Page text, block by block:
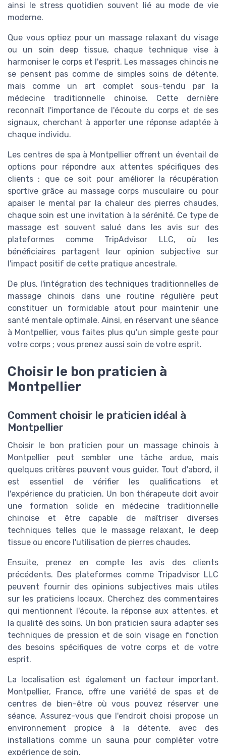
ainsi le stress quotidien souvent lié au mode de vie
moderne.
Que vous optiez pour un massage relaxant du visage
ou un soin deep tissue, chaque technique vise à
harmoniser le corps et l'esprit. Les massages chinois ne
se pensent pas comme de simples soins de détente,
mais comme un art complet sous-tendu par la
médecine traditionnelle chinoise. Cette dernière
reconnaît l'importance de l'écoute du corps et de ses
signaux, cherchant à apporter une réponse adaptée à
chaque individu.
Les centres de spa à Montpellier offrent un éventail de
options pour répondre aux attentes spécifiques des
clients : que ce soit pour améliorer la récupération
sportive grâce au massage corps musculaire ou pour
apaiser le mental par la chaleur des pierres chaudes,
chaque soin est une invitation à la sérénité. Ce type de
massage est souvent salué dans les avis sur des
plateformes comme TripAdvisor LLC, où les
bénéficiaires partagent leur opinion subjective sur
l'impact positif de cette pratique ancestrale.
De plus, l'intégration des techniques traditionnelles de
massage chinois dans une routine régulière peut
constituer un formidable atout pour maintenir une
santé mentale optimale. Ainsi, en réservant une séance
à Montpellier, vous faites plus qu'un simple geste pour
votre corps ; vous prenez aussi soin de votre esprit.
Choisir le bon praticien à
Montpellier
Comment choisir le praticien idéal à
Montpellier
Choisir le bon praticien pour un massage chinois à
Montpellier peut sembler une tâche ardue, mais
quelques critères peuvent vous guider. Tout d'abord, il
est essentiel de vérifier les qualifications et
l'expérience du praticien. Un bon thérapeute doit avoir
une formation solide en médecine traditionnelle
chinoise et être capable de maîtriser diverses
techniques telles que le massage relaxant, le deep
tissue ou encore l'utilisation de pierres chaudes.
Ensuite, prenez en compte les avis des clients
précédents. Des plateformes comme Tripadvisor LLC
peuvent fournir des opinions subjectives mais utiles
sur les praticiens locaux. Cherchez des commentaires
qui mentionnent l'écoute, la réponse aux attentes, et
la qualité des soins. Un bon praticien saura adapter ses
techniques de pression et de soin visage en fonction
des besoins spécifiques de votre corps et de votre
esprit.
La localisation est également un facteur important.
Montpellier, France, offre une variété de spas et de
centres de bien-être où vous pouvez réserver une
séance. Assurez-vous que l'endroit choisi propose un
environnement propice à la détente, avec des
installations comme un sauna pour compléter votre
expérience de soin.